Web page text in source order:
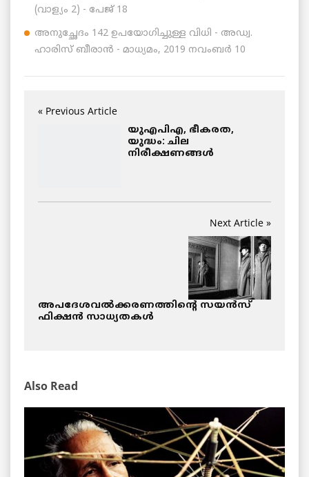
(വാള്യം 2) - പേജ് 18
അനുച്ഛേദം 142 ഉപയോഗിച്ചുള്ള വിധി - അഡ്വ.
ഹാരിസ് ബീരാൻ - മാധ്യമം, 2019 നവംബർ 10
« Previous Article
യുഎപിഎ, ഭീകരത,
യുദ്ധം: ചില
നിരീക്ഷണങ്ങള്‍
Next Article »
അപദേശവൽക്കരണത്തിന്റെ സയന്‍സ്‌
ഫിക്ഷൻ സാധ്യതകൾ
Also Read